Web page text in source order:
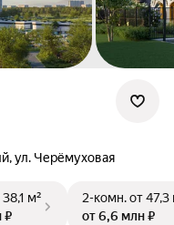
ул. Черёмуховая
38,1 м²
₽
2-комн.от 47,3
от 6,6 млн ₽